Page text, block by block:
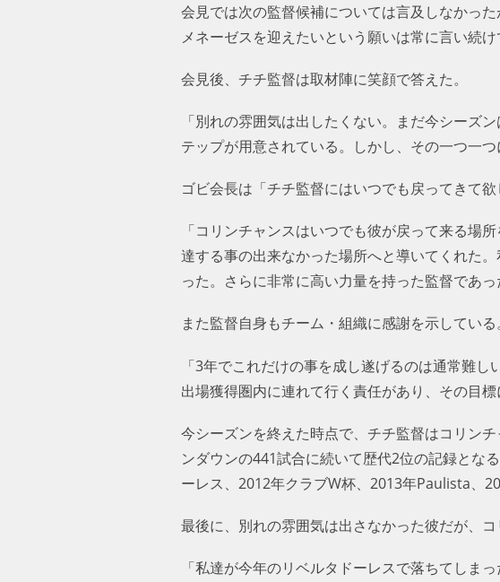
会見では次の監督候補については言及しなかっ
メネーゼスを迎えたいという願いは常に言い続け
会見後、チチ監督は取材陣に笑顔で答えた。
「別れの雰囲気は出したくない。まだ今シーズ
テップが用意されている。しかし、その一つ一
ゴビ会長は「チチ監督にはいつでも戻ってきて
「コリンチャンスはいつでも彼が戻って来る場
達する事の出来なかった場所へと導いてくれた
った。さらに非常に高い力量を持った監督であっ
また監督自身もチーム・組織に感謝を示している。
「3年でこれだけの事を成し遂げるのは通常難
出場獲得圏内に連れて行く責任があり、その目
今シーズンを終えた時点で、チチ監督はコリン
ンダウンの441試合に続いて歴代2位の記録とな
ーレス、2012年クラブW杯、2013年Paulista、
最後に、別れの雰囲気は出さなかった彼だが、
「私達が今年のリベルタドーレスで落ちてしま